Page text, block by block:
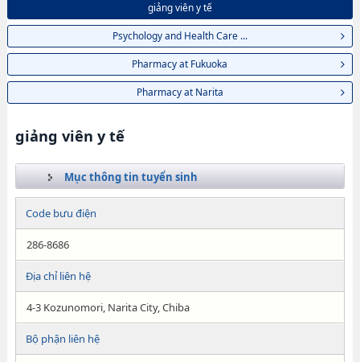
giảng viên y tế
Psychology and Health Care ...
Pharmacy at Fukuoka
Pharmacy at Narita
giảng viên y tế
Mục thông tin tuyển sinh
Code bưu điện
286-8686
Địa chỉ liên hệ
4-3 Kozunomori, Narita City, Chiba
Bộ phận liên hệ